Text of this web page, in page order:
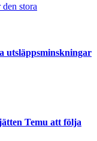
stora
utsläppsminskningar
Temu att följa